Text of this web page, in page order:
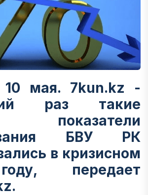
мая. 7kun.kz -
раз такие
показатели
БВУ РК
в кризисном
передает
.